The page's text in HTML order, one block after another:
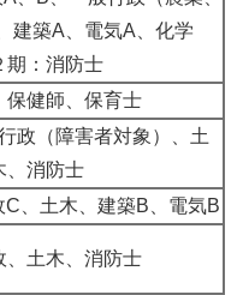
建築A、電気A、化学
期：消防士
保健師、保育士
政（障害者対象）、土
、消防士
、土木、建築B、電気B
、土木、消防士